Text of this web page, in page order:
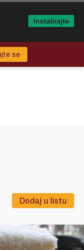
se
Dodaj u listu
Instalirajte